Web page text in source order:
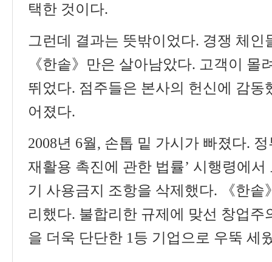
택한 것이다.
그런데 결과는 뜻밖이었다. 경쟁 체인
《한솥》 만은 살아남았다. 고객이 몰
뛰었다. 점주들은 본사의 헌신에 감동
어졌다.
2008년 6월, 손톱 밑 가시가 빠졌다.
재활용 촉진에 관한 법률’ 시행령에서
기 사용금지 조항을 삭제했다. 《한솥
리했다. 불합리한 규제에 맞선 창업주
을 더욱 단단한 1등 기업으로 우뚝 세